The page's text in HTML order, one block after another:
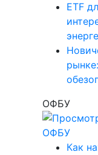
ETF
ОФБУ
Как